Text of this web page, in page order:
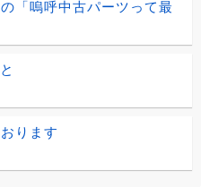
「嗚呼中古パーツって最
ります